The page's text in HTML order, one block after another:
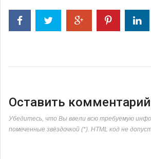
Оставить комментарий
Убедитесь, что Вы ввели всю требуемую
помеченные звёздочкой (*). HTML код не